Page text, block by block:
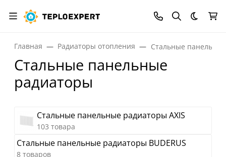
Темная
Главная Радиаторы отопления Стальные
Стальные панельные
радиаторы
Стальные панельные радиаторы AXIS
103 товара
Стальные панельные радиаторы BUDERUS
8 товаров